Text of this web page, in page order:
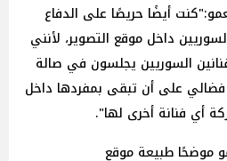
أيضًا حريصًا على الدفاع
داخل موقع التصوير، لأنني
السوريين يجلسون في صالة
فضالي على أن تبقى بمفردها داخل
أي فنانة أخرى لها".
موضحًا طبيعة موقع